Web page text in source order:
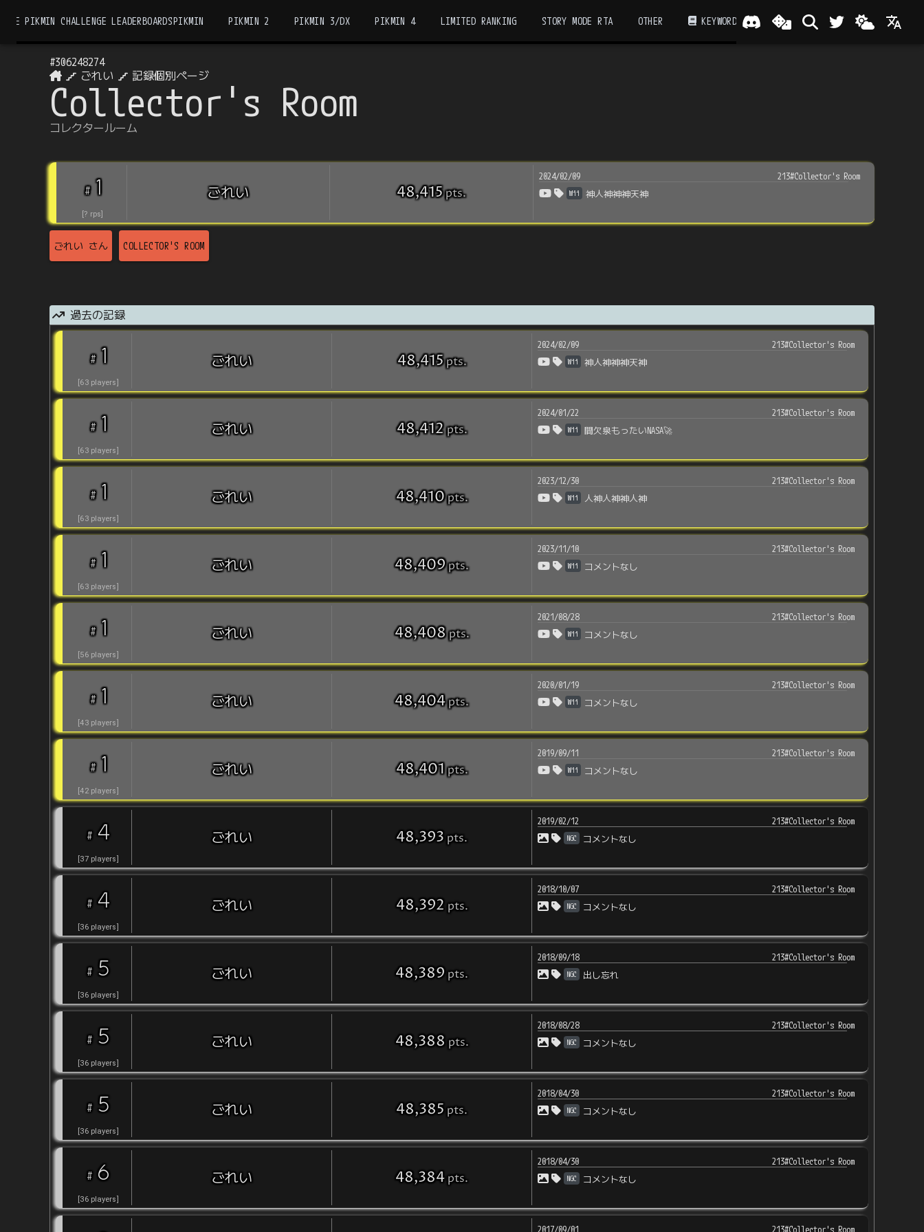
THE PIKMIN CHALLENGE LEADERBOARDSPIKMIN PIKMIN 2 PIKMIN 3/DX PIKMIN 4 LIMITED RANKING STORY MODE RTA OTHER KEYWORD
#306248274
ごれい
記録個別ページ
Collector's Room
コレクタールーム
# 1
[? rps]
ごれい 48,415pts.
2024/02/09 213#Collector's Room
Wii 神人神神神天神
ごれい さん COLLECTOR'S ROOM
過去の記録
# 1
[63 players]
ごれい 48,415pts.
2024/02/09 213#Collector's Room
Wii 神人神神神天神
# 1
[63 players]
ごれい 48,412pts.
2024/01/22 213#Collector's Room
Wii 間欠泉もったいNASA🚀
# 1
[63 players]
ごれい 48,410pts.
2023/12/30 213#Collector's Room
Wii 人神人神神人神
# 1
[63 players]
ごれい 48,409pts.
2023/11/10 213#Collector's Room
Wii コメントなし
# 1
[56 players]
ごれい 48,408pts.
2021/08/28 213#Collector's Room
Wii コメントなし
# 1
[43 players]
ごれい 48,404pts.
2020/01/19 213#Collector's Room
Wii コメントなし
# 1
[42 players]
ごれい 48,401pts.
2019/09/11 213#Collector's Room
Wii コメントなし
# 4
[37 players]
ごれい 48,393 pts.
2019/02/12 213#Collector's Room
NGC コメントなし
# 4
[36 players]
ごれい 48,392 pts.
2018/10/07 213#Collector's Room
NGC コメントなし
# 5
[36 players]
ごれい 48,389 pts.
2018/09/18 213#Collector's Room
NGC 出し忘れ
# 5
[36 players]
ごれい 48,388 pts.
2018/08/28 213#Collector's Room
NGC コメントなし
# 5
[36 players]
ごれい 48,385 pts.
2018/04/30 213#Collector's Room
NGC コメントなし
# 6
[36 players]
ごれい 48,384 pts.
2018/04/30 213#Collector's Room
NGC コメントなし
2017/09/01 213#Collector's Room